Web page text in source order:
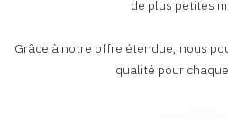
de plus petites
Grâce à notre offre étendue, nous
qualité pour